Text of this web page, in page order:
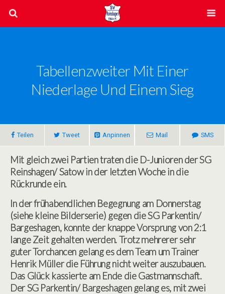
Tabellenzweiter Mit Einer
Niederlage Und Einem Sieg
Teilen Tweet Anpinnen Mail SMS
Mit gleich zwei Partien traten die D-Junioren der SG
Reinshagen/ Satow in der letzten Woche in die
Rückrunde ein.
In der frühabendlichen Begegnung am Donnerstag
(siehe kleine Bilderserie) gegen die SG Parkentin/
Bargeshagen, konnte der knappe Vorsprung von 2:1
lange Zeit gehalten werden. Trotz mehrerer sehr
guter Torchancen gelang es dem Team um Trainer
Henrik Müller die Führung nicht weiter auszubauen.
Das Glück kassierte am Ende die Gastmannschaft.
Der SG Parkentin/ Bargeshagen gelang es, mit zwei